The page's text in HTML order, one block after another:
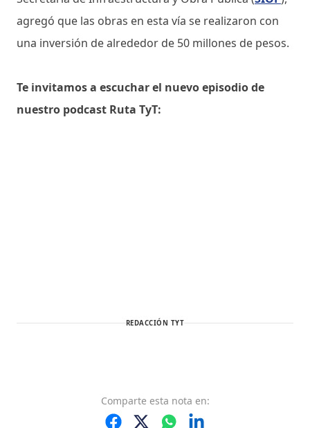
agregó que las obras en esta vía se realizaron con
una inversión de alrededor de 50 millones de pesos.
Te invitamos a escuchar el nuevo episodio de
nuestro podcast Ruta TyT:
REDACCIÓN TYT
Comparte esta nota en: